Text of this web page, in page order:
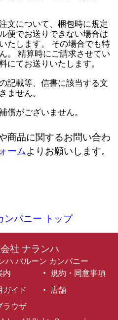
文について、梱包時に規定
便でお送りできない場合は
たします。 その場合でも特
。 精算時にご請求させてい
にてお送りいたします。
記載等、信書に該当する文
ません。
償がございません。
商品に関するお問い合わ
ームよりお願いします。
ンパニー トップ
社 ナランハ
ハ バルーン カンパニー
内
規約・同意事項
ガイド
店舗
ラウザ